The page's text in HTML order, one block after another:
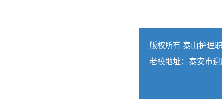
版权所有 泰山护理
老校地址：泰安市